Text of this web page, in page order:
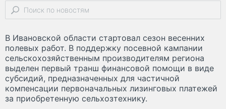
В Ивановской области стартовал сезон весенних
полевых работ. В поддержку посевной кампании
сельскохозяйственным производителям региона
выделен первый транш финансовой помощи в виде
субсидий, предназначенных для частичной
компенсации первоначальных лизинговых платежей
за приобретенную сельхозтехнику.